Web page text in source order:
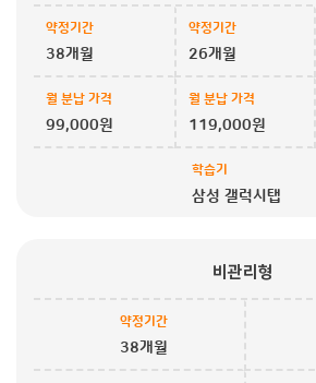
약정기간
38개월
약정기간
26개월
월 분납 가격
99,000원
월 분납 가격
119,000원
학습기
삼성 갤럭시탭
비관리형
약정기간
38개월